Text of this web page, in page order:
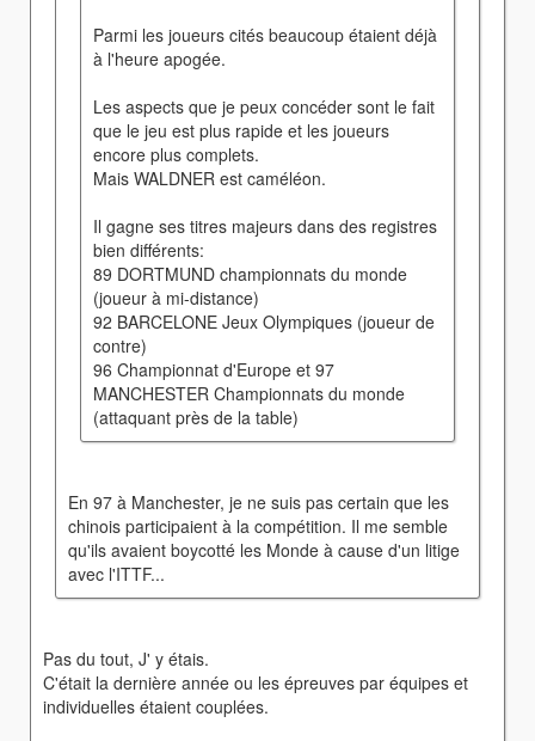
Parmi les joueurs cités beaucoup étaient déjà
à l'heure apogée.
Les aspects que je peux concéder sont le fait
que le jeu est plus rapide et les joueurs
encore plus complets.
Mais WALDNER est caméléon.
Il gagne ses titres majeurs dans des registres
bien différents:
89 DORTMUND championnats du monde
(joueur à mi-distance)
92 BARCELONE Jeux Olympiques (joueur de
contre)
96 Championnat d'Europe et 97
MANCHESTER Championnats du monde
(attaquant près de la table)
En 97 à Manchester, je ne suis pas certain que les
chinois participaient à la compétition. Il me semble
qu'ils avaient boycotté les Monde à cause d'un litige
avec l'ITTF...
Pas du tout, J' y étais.
C'était la dernière année ou les épreuves par équipes et
individuelles étaient couplées.